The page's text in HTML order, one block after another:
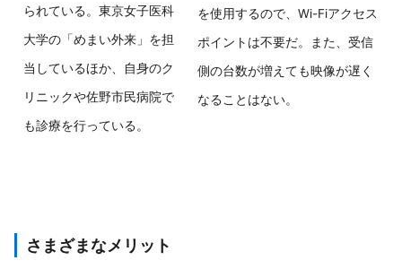
られている。東京女子医科
大学の「めまい外来」を担
当しているほか、自身のク
リニックや佐野市民病院で
も診療を行っている。
を使用するので、Wi-Fiアクセス
ポイントは不要だ。また、受信
側の台数が増えても映像が遅く
なることはない。
さまざまなメリット